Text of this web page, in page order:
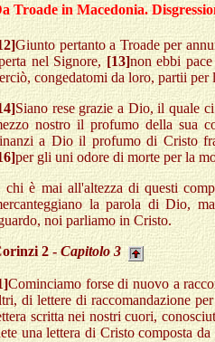
Troade in Macedonia.
Giunto pertanto a Troade per
nel Signore, [13]non ebbi
congedatomi da loro, partii per
Siano rese grazie a Dio, il quale
nostro il profumo della sua
a Dio il profumo di Cristo
per gli uni odore di morte per la
chi è mai all'altezza di questi
la parola di Dio,
noi parliamo in Cristo.
2 - Capitolo 3
Cominciamo forse di nuovo a
di lettere di raccomandazione
scritta nei nostri cuori,
una lettera di Cristo composta